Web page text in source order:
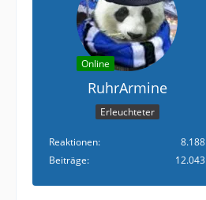
Online
RuhrArmine
Erleuchteter
Reaktionen
8.188
Beiträge
12.043